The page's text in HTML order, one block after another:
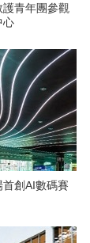
護青年團參觀
心
創AI數碼賽